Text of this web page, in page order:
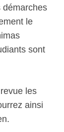
démarches
le
sont
les
ainsi